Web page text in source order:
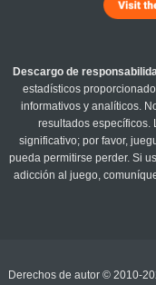
Descargo de
estadísticos
informativos y analíticos.
resultados específicos.
significativo; por favor,
pueda permitirse perder. Si
adicción al juego,
Derechos de autor © 2010-